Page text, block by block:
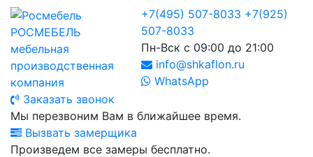
РОСМЕБЕЛЬ
мебельная
производственная
компания
+7(495) 507-8033 +7(925)
507-8033
Пн-Вск с 09:00 до 21:00
info@shkaflon.ru
WhatsApp
Заказать звонок
Мы перезвоним Вам в ближайшее время.
Вызвать замерщика
Произведем все замеры бесплатно.